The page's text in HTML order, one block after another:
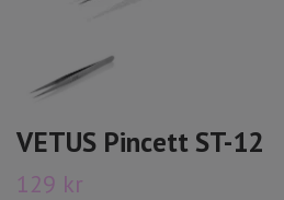
VETUS Pincett ST-12
129 kr